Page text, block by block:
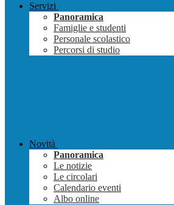
Servizi
Panoramica
Famiglie e studenti
Personale scolastico
Percorsi di studio
Novità
Panoramica
Le notizie
Le circolari
Calendario eventi
Albo online